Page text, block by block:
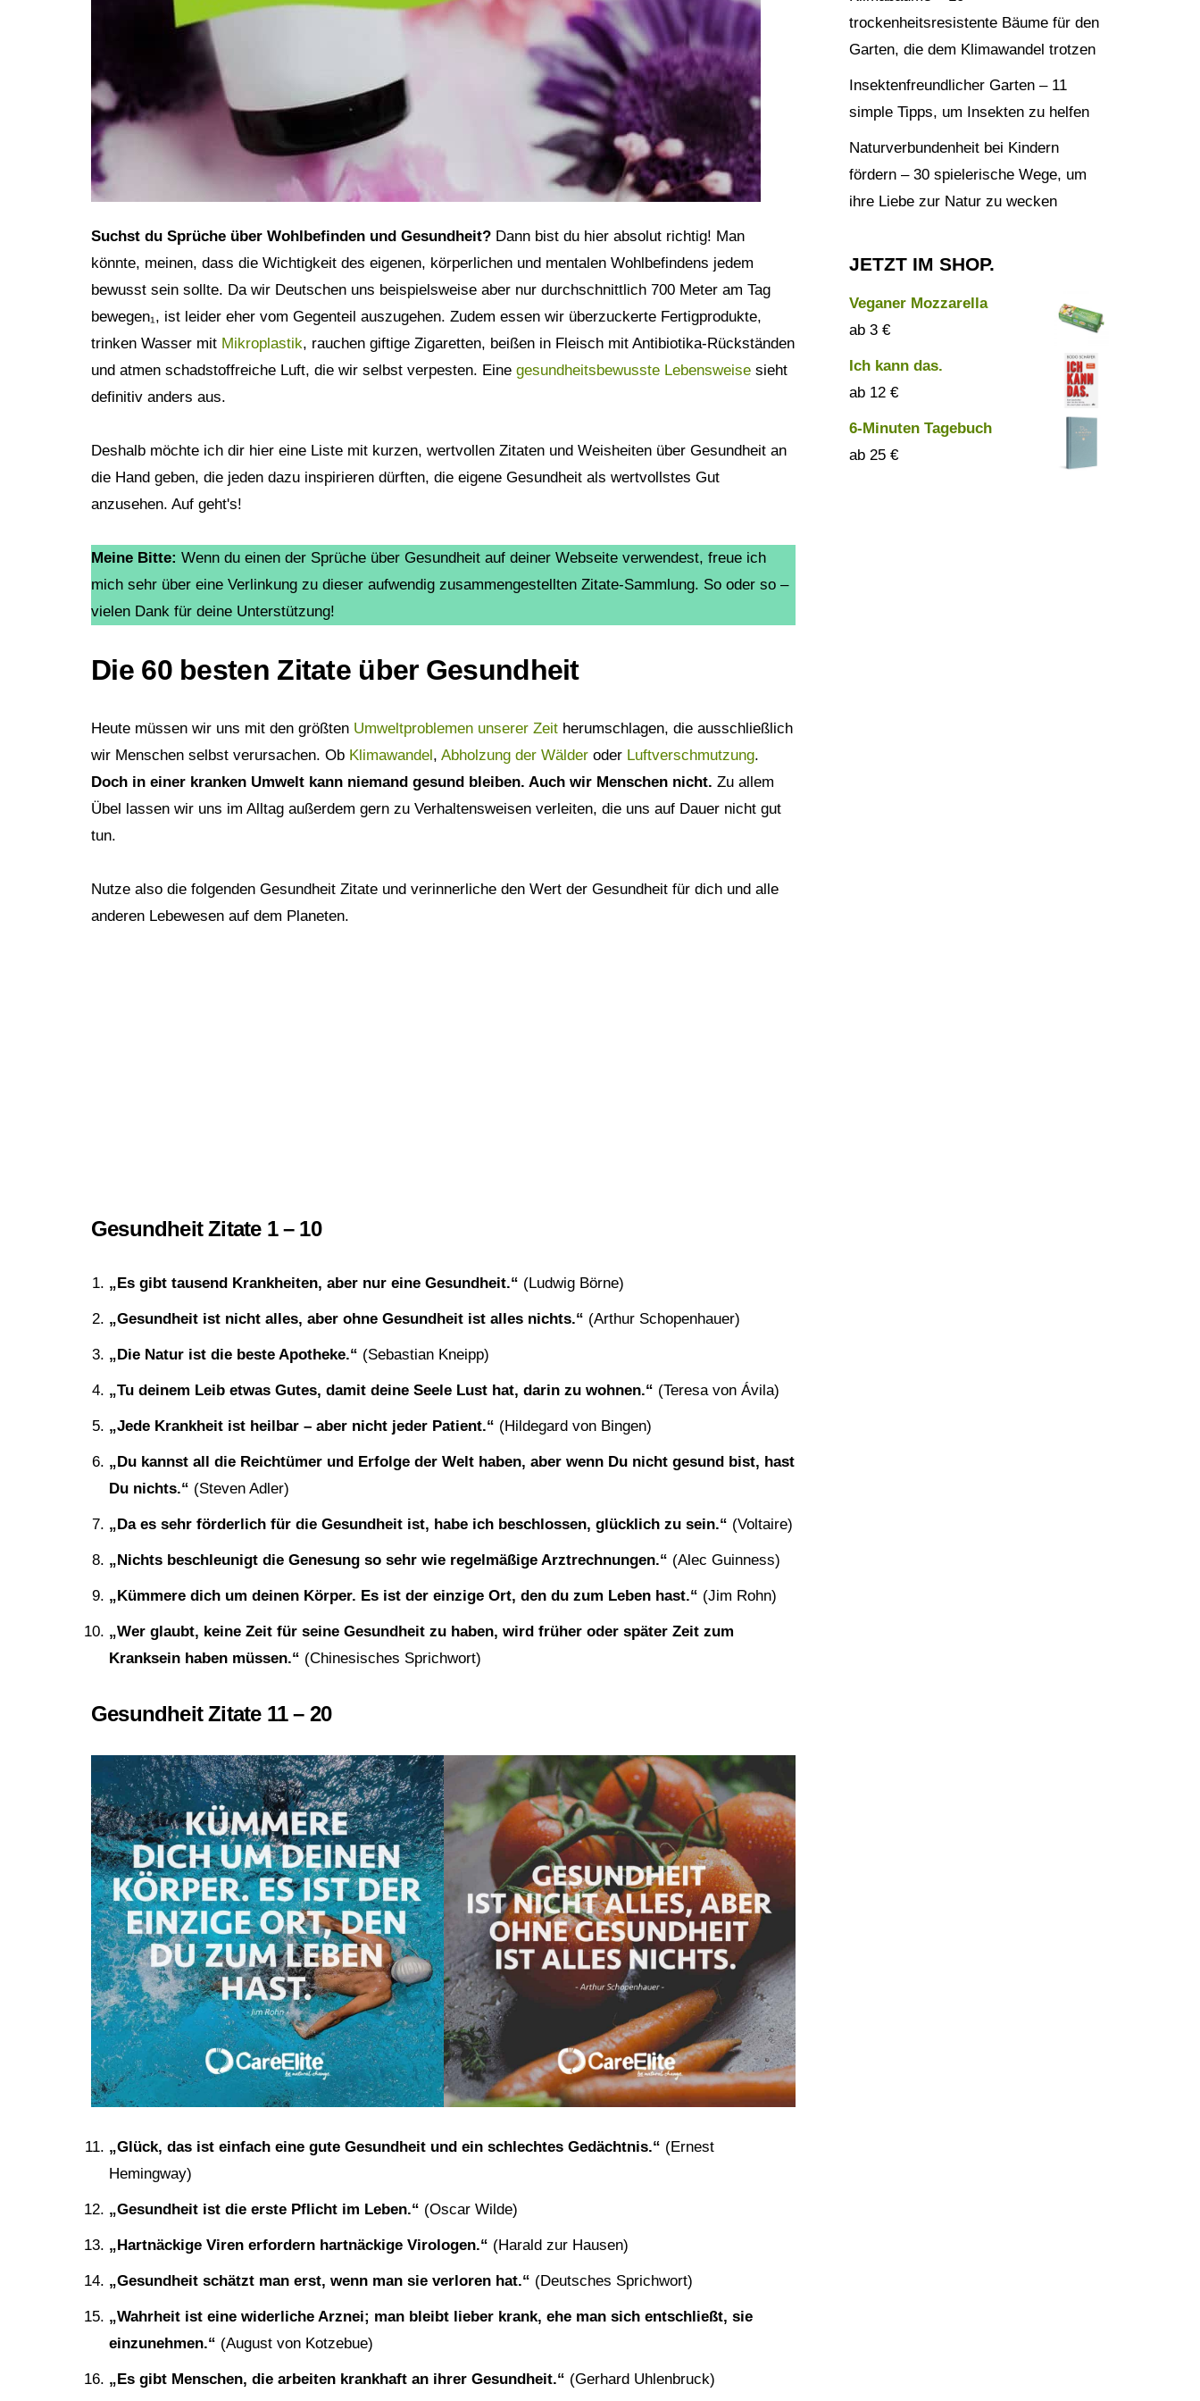
Persönlichkeit
LEBENSSTIL
Gesellschaft
Veganismus
Minimalismus
UMWELTSCHUTZ
Tierschutz
Hausmittel
GESUNDHEIT
Haarpflege
Gesichtspflege
Zahnpflege
Frauenhygiene
BESONDERES
Bestenlisten
Suchst du Sprüche über Wohlbefinden und Gesundheit? Dann bist du hier absolut richtig! Man
könnte, meinen, dass die Wichtigkeit des eigenen, körperlichen und mentalen Wohlbefindens jedem
bewusst sein sollte. Da wir Deutschen uns beispielsweise aber nur durchschnittlich 700 Meter am Tag
bewegen₁, ist leider eher vom Gegenteil auszugehen. Zudem essen wir überzuckerte Fertigprodukte,
trinken Wasser mit Mikroplastik, rauchen giftige Zigaretten, beißen in Fleisch mit Antibiotika-Rückständen
und atmen schadstoffreiche Luft, die wir selbst verpesten. Eine gesundheitsbewusste Lebensweise sieht
definitiv anders aus.
Deshalb möchte ich dir hier eine Liste mit kurzen, wertvollen Zitaten und Weisheiten über Gesundheit an
die Hand geben, die jeden dazu inspirieren dürften, die eigene Gesundheit als wertvollstes Gut
anzusehen. Auf geht's!
Meine Bitte: Wenn du einen der Sprüche über Gesundheit auf deiner Webseite verwendest, freue ich
mich sehr über eine Verlinkung zu dieser aufwendig zusammengestellten Zitate-Sammlung. So oder so –
vielen Dank für deine Unterstützung!
Die 60 besten Zitate über Gesundheit
Heute müssen wir uns mit den größten Umweltproblemen unserer Zeit herumschlagen, die ausschließlich
wir Menschen selbst verursachen. Ob Klimawandel, Abholzung der Wälder oder Luftverschmutzung.
Doch in einer kranken Umwelt kann niemand gesund bleiben. Auch wir Menschen nicht. Zu allem
Übel lassen wir uns im Alltag außerdem gern zu Verhaltensweisen verleiten, die uns auf Dauer nicht gut
tun.
Nutze also die folgenden Gesundheit Zitate und verinnerliche den Wert der Gesundheit für dich und alle
anderen Lebewesen auf dem Planeten.
Gesundheit Zitate 1 – 10
„Es gibt tausend Krankheiten, aber nur eine Gesundheit.“ (Ludwig Börne)
„Gesundheit ist nicht alles, aber ohne Gesundheit ist alles nichts.“ (Arthur Schopenhauer)
„Die Natur ist die beste Apotheke.“ (Sebastian Kneipp)
„Tu deinem Leib etwas Gutes, damit deine Seele Lust hat, darin zu wohnen.“ (Teresa von Ávila)
„Jede Krankheit ist heilbar – aber nicht jeder Patient.“ (Hildegard von Bingen)
„Du kannst all die Reichtümer und Erfolge der Welt haben, aber wenn Du nicht gesund bist, hast
Du nichts.“ (Steven Adler)
„Da es sehr förderlich für die Gesundheit ist, habe ich beschlossen, glücklich zu sein.“ (Voltaire)
„Nichts beschleunigt die Genesung so sehr wie regelmäßige Arztrechnungen.“ (Alec Guinness)
„Kümmere dich um deinen Körper. Es ist der einzige Ort, den du zum Leben hast.“ (Jim Rohn)
„Wer glaubt, keine Zeit für seine Gesundheit zu haben, wird früher oder später Zeit zum
Kranksein haben müssen.“ (Chinesisches Sprichwort)
Gesundheit Zitate 11 – 20
„Glück, das ist einfach eine gute Gesundheit und ein schlechtes Gedächtnis.“ (Ernest
Hemingway)
„Gesundheit ist die erste Pflicht im Leben.“ (Oscar Wilde)
„Hartnäckige Viren erfordern hartnäckige Virologen.“ (Harald zur Hausen)
„Gesundheit schätzt man erst, wenn man sie verloren hat.“ (Deutsches Sprichwort)
„Wahrheit ist eine widerliche Arznei; man bleibt lieber krank, ehe man sich entschließt, sie
einzunehmen.“ (August von Kotzebue)
„Es gibt Menschen, die arbeiten krankhaft an ihrer Gesundheit.“ (Gerhard Uhlenbruck)
trockenheitsresistente Bäume für den
Garten, die dem Klimawandel trotzen
Insektenfreundlicher Garten – 11
simple Tipps, um Insekten zu helfen
Naturverbundenheit bei Kindern
fördern – 30 spielerische Wege, um
ihre Liebe zur Natur zu wecken
JETZT IM SHOP.
Veganer Mozzarella
3 €
Ich kann das.
12 €
6-Minuten Tagebuch
25 €